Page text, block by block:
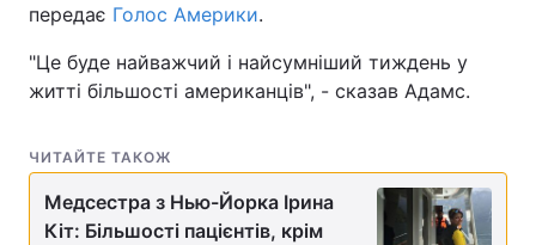
передає Голос Америки.
"Це буде найважчий і найсумніший тиждень у
житті більшості американців", - сказав Адамс.
ЧИТАЙТЕ ТАКОЖ
Медсестра з Нью-Йорка Ірина
Кіт: Більшості пацієнтів, крім